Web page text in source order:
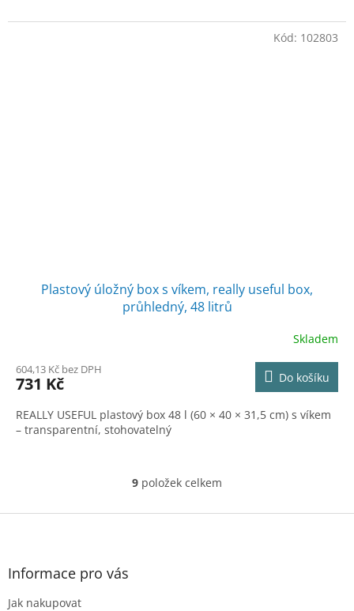
Plastový úložný box s víkem, really useful box,
průhledný, 48 litrů
Skladem
604,13 Kč bez DPH
731 Kč Do košíku
REALLY USEFUL plastový box 48 l (60 × 40 × 31,5 cm) s víkem
– transparentní, stohovatelný
Kód: 102803
O
l
9 položek celkem
Z
Informace pro vás
Jak nakupovat